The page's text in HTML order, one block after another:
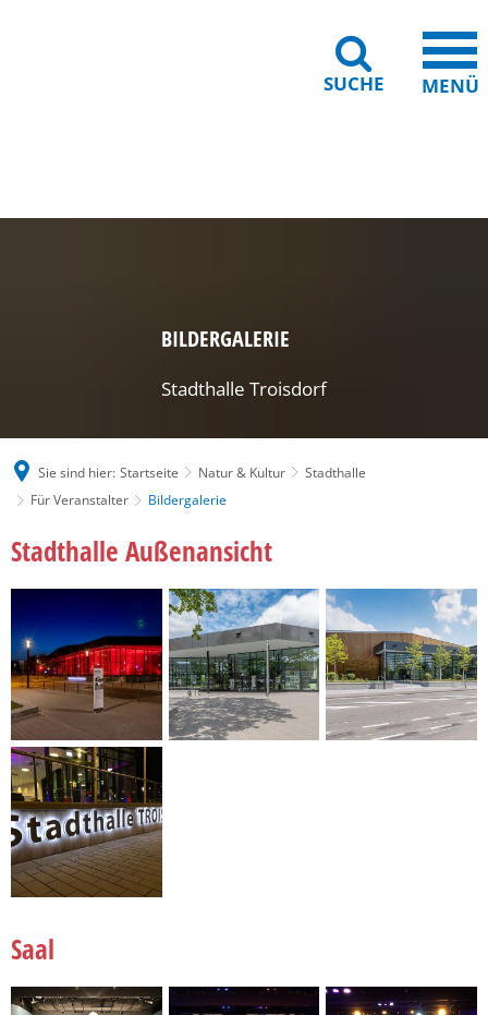
SUCHE MENÜ
BILDERGALERIE
Stadthalle Troisdorf
Sie sind hier: Startseite Natur & Kultur
Stadthalle
Für Veranstalter
Bildergalerie
Stadthalle Außenansicht
Saal